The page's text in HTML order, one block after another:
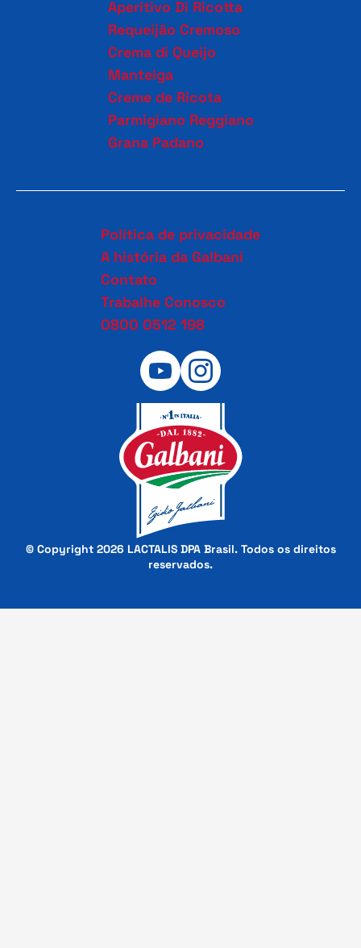
Aperitivo Di Ricotta
Requeijão Cremoso
Crema di Queijo
Manteiga
Creme de Ricota
Parmigiano Reggiano
Grana Padano
Política de privacidade
A história da Galbani
Contato
Trabalhe Conosco
0800 0512 198
© Copyright 2026 LACTALIS DPA Brasil. Todos os direitos
reservados.